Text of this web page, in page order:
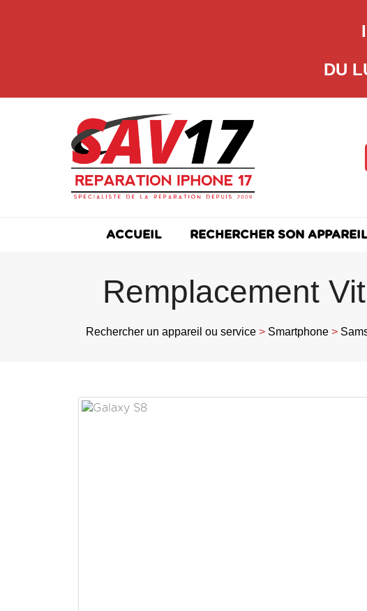
DU
ACCUEIL RECHERCHER SON
Remplacement
Rechercher un appareil ou service > Smartphone >